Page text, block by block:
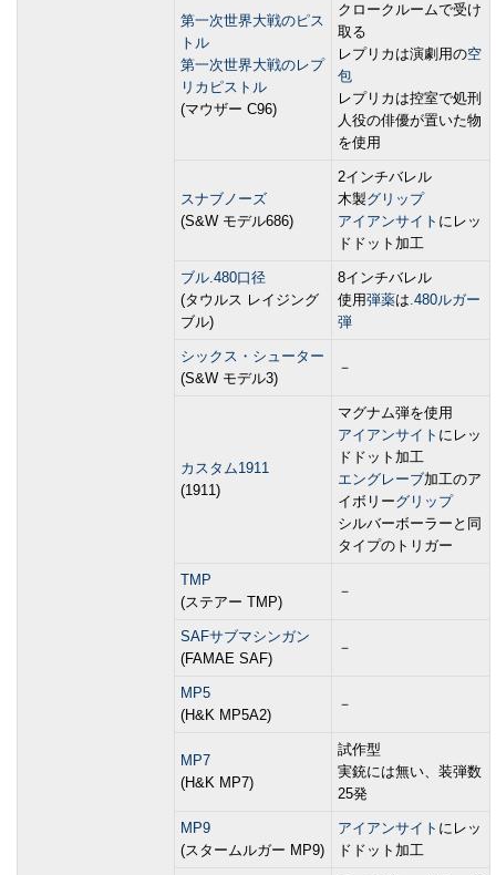
第一次世界大戦のピス
トル
第一次世界大戦のレプ
リカピストル
(マウザー C96)
クロークルームで受け
取る
レプリカは演劇用の空
包
レプリカは控室で処刑
人役の俳優が置いた物
を使用
スナブノーズ
(S&W モデル686)
2インチバレル
木製グリップ
アイアンサイト にレッ
ドドット加工
ブル.480口径
(タウルス レイジング
ブル)
8インチバレル
使用弾薬は.480ルガー
弾
シックス・シューター
(S&W モデル3)
－
カスタム1911
(1911)
マグナム弾を使用
アイアンサイト にレッ
ドドット加工
エングレーブ加工のア
イボリーグリップ
シルバーボーラーと同
タイプのトリガー
TMP
(ステアー TMP)
－
SAFサブマシンガン
(FAMAE SAF)
－
MP5
(H&K MP5A2)
－
MP7
(H&K MP7)
試作型
実銃には無い、装弾数
25発
MP9
(スタームルガー MP9)
アイアンサイト にレッ
ドドット加工